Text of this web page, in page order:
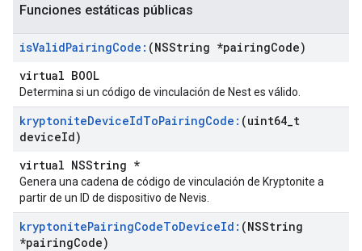
Funciones estáticas públicas
isValidPairingCode: (NSString *pairingCode)
virtual BOOL
Determina si un código de vinculación de Nest es válido.
kryptoniteDeviceIdToPairingCode: (uint64 t
deviceId)
virtual NSString *
Genera una cadena de código de vinculación de Kryptonite a
partir de un ID de dispositivo de Nevis.
kryptonitePairingCodeToDeviceId: (NSString
*pairingCode)